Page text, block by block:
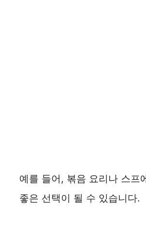
예를 들어, 볶음 요리나 스프
좋은 선택이 될 수 있습니다.